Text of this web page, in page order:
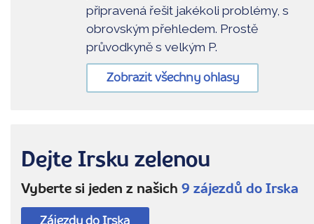
připravená řešit jakékoli problémy, s
obrovským přehledem. Prostě
průvodkyně s velkým P.
Zobrazit všechny ohlasy
Dejte Irsku zelenou
Vyberte si jeden z našich 9 zájezdů do Irska
Zájezdy do Irska